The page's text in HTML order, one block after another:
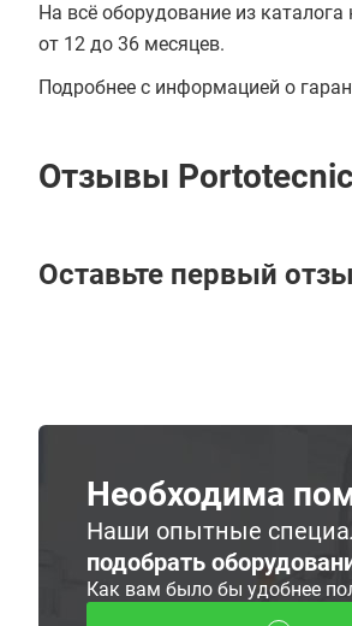
На всё оборудование из
от 12 до 36 месяцев.
Подробнее с информацией о
Отзывы
Оставьте первый
Необходима
Наши опытные
подобрать
Как вам было бы удобнее